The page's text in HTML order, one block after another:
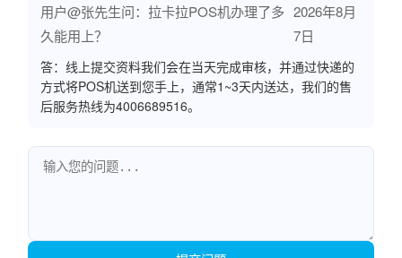
用户@张先生问：拉卡拉POS机办理了多
久能用上？
2026年8月
7日
答：线上提交资料我们会在当天完成审核，并通过快递的
方式将POS机送到您手上，通常1~3天内送达，我们的售
后服务热线为4006689516。